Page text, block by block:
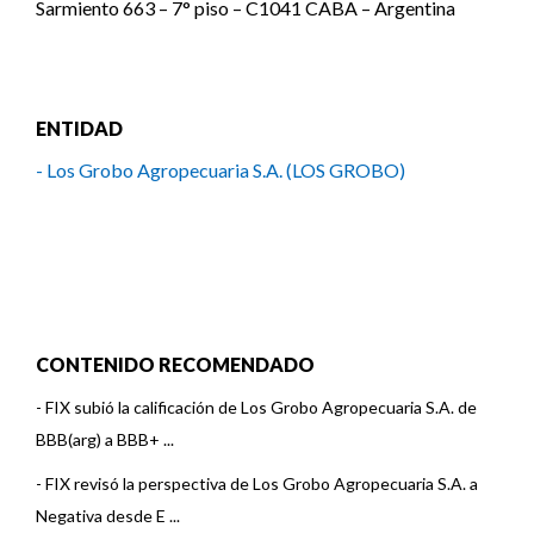
Sarmiento 663 – 7° piso – C1041 CABA – Argentina
ENTIDAD
- Los Grobo Agropecuaria S.A. (LOS GROBO)
CONTENIDO RECOMENDADO
- FIX subió la calificación de Los Grobo Agropecuaria S.A. de
BBB(arg) a BBB+ ...
- FIX revisó la perspectiva de Los Grobo Agropecuaria S.A. a
Negativa desde E ...